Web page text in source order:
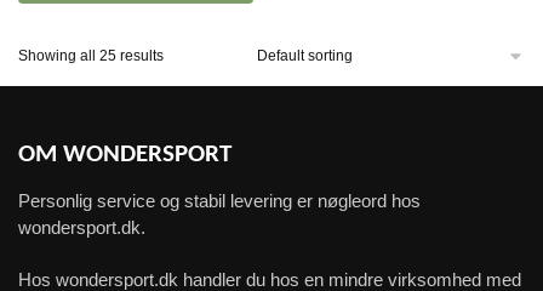
Showing all 25 results
OM WONDERSPORT
Personlig service og stabil levering er nøgleord hos
wondersport.dk.
Hos wondersport.dk handler du hos en mindre virksomhed med